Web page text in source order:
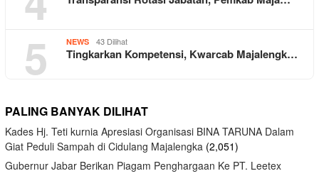
5 NEWS 43 Dilihat
Tingkarkan Kompetensi, Kwarcab Majalengk…
PALING BANYAK DILIHAT
Kades Hj. Teti kurnia Apresiasi Organisasi BINA TARUNA Dalam
Giat Peduli Sampah di Cidulang Majalengka (2,051)
Gubernur Jabar Berikan Piagam Penghargaan Ke PT. Leetex